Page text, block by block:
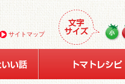
サイトマップ